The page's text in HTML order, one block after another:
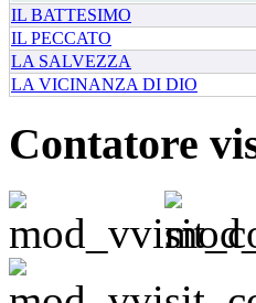
IL BATTESIMO
IL PECCATO
LA SALVEZZA
LA VICINANZA DI DIO
Contatore